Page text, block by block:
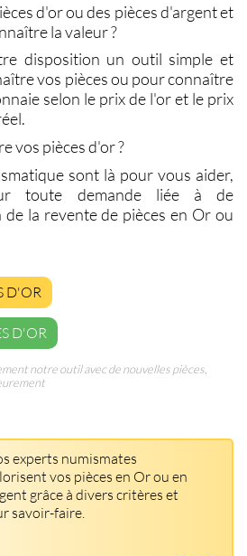
d'orou des pièces d'argentet
la valeur ?
disposition un outil simple et
vos pièces ou pour connaître
selon le prix de l'oret le prix
vos pièces d'or?
sont là pour vous aider,
toute demande liée à de
de la revente de pièces en Or ou
D'OR
D'OR
notre outil avec de nouvelles pièces,
experts numismates
vos pièces en Or ou en
grâce à divers critères et
savoir-faire.